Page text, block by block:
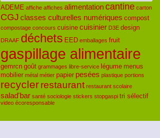
ADEME affiche affiches alimentationcantine carton
CGJ classes culturelles numériques compost
compostage concours cuisine cuisinier D3E design
DRAAF déchets EED emballages fruit
gaspillage alimentaire
gemrcn goût grammages libre-service légume menus
mobilier métal métier papier pesées plastique portions
recyclerrestaurant restaurant scolaire
salad'bar santé sociologie stickers stopgaspi tri sélectif
video écoresponsable